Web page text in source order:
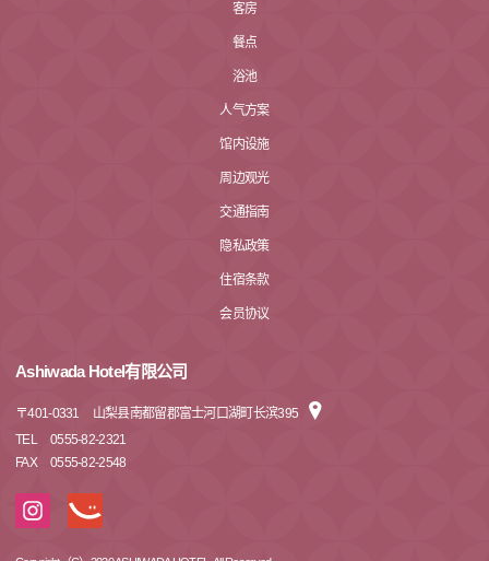
客房
餐点
浴池
人气方案
馆内设施
周边观光
交通指南
隐私政策
住宿条款
会员协议
Ashiwada Hotel有限公司
〒401-0331
山梨县南都留郡富士河口湖町长滨395
TEL
0555-82-2321
FAX
0555-82-2548